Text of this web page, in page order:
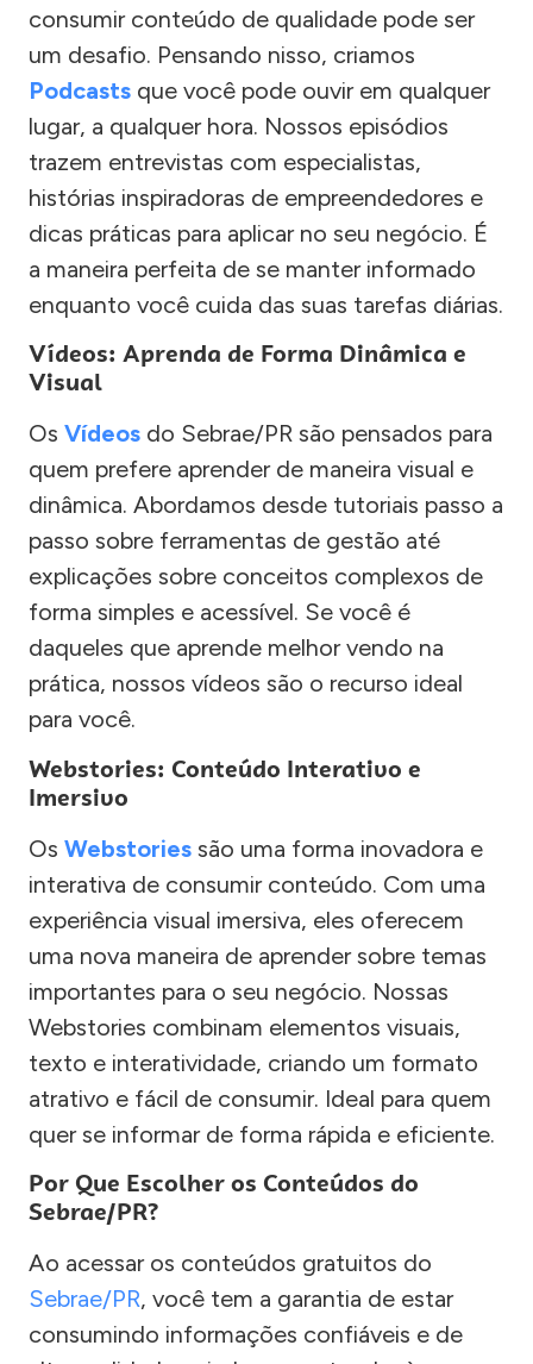
consumir conteúdo de qualidade pode ser
um desafio. Pensando nisso, criamos
Podcasts que você pode ouvir em qualquer
lugar, a qualquer hora. Nossos episódios
trazem entrevistas com especialistas,
histórias inspiradoras de empreendedores e
dicas práticas para aplicar no seu negócio. É
a maneira perfeita de se manter informado
enquanto você cuida das suas tarefas diárias.
Vídeos: Aprenda de Forma Dinâmica e
Visual
Os Vídeos do Sebrae/PR são pensados para
quem prefere aprender de maneira visual e
dinâmica. Abordamos desde tutoriais passo a
passo sobre ferramentas de gestão até
explicações sobre conceitos complexos de
forma simples e acessível. Se você é
daqueles que aprende melhor vendo na
prática, nossos vídeos são o recurso ideal
para você.
Webstories: Conteúdo Interativo e
Imersivo
Os Webstories são uma forma inovadora e
interativa de consumir conteúdo. Com uma
experiência visual imersiva, eles oferecem
uma nova maneira de aprender sobre temas
importantes para o seu negócio. Nossas
Webstories combinam elementos visuais,
texto e interatividade, criando um formato
atrativo e fácil de consumir. Ideal para quem
quer se informar de forma rápida e eficiente.
Por Que Escolher os Conteúdos do
Sebrae/PR?
Ao acessar os conteúdos gratuitos do
Sebrae/PR, você tem a garantia de estar
consumindo informações confiáveis e de